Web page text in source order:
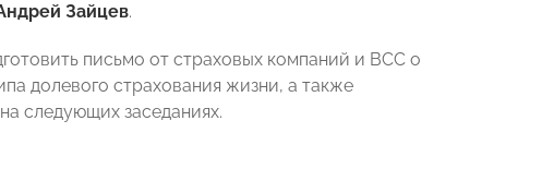
Зайцев.
письмо от страховых компаний и ВСС о
долевого страхования жизни, а также
следующих заседаниях.